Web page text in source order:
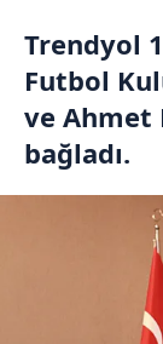
Trendyol
Futbol
ve Ahmet
bağladı.